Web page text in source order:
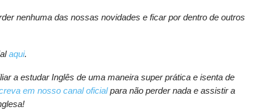
nenhuma das nossas novidades e ficar por dentro de outros
aqui.
a estudar Inglês de uma maneira super prática e isenta de
em nosso canal oficialpara não perder nada e assistir a